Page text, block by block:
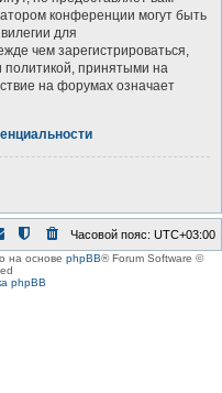
конференции могут быть
для
чем зарегистрироваться,
политикой, принятыми на
на форумах означает
Часовой пояс: UTC+03:00
на основе phpBB® Forum Software ©
phpBB